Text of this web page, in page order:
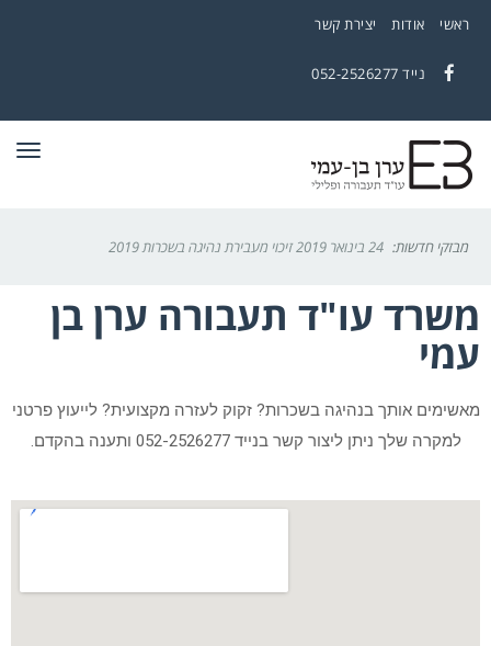
ראשי אודות יצירת קשר
נייד 052-2526277
מבזקי חדשות: 24 בינואר 2019 זיכוי מעבירת נהיגה בשכרות 2019
משרד עו"ד תעבורה ערן בן
עמי
מאשימים אותך בנהיגה בשכרות? זקוק לעזרה מקצועית? לייעוץ פרטני
למקרה שלך ניתן ליצור קשר בנייד 052-2526277 ותענה בהקדם.